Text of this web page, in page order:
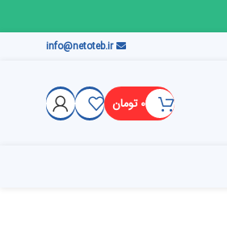
info@netoteb.ir
۰ تومان